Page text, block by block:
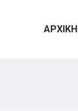
ΑΡΧΙΚΗ